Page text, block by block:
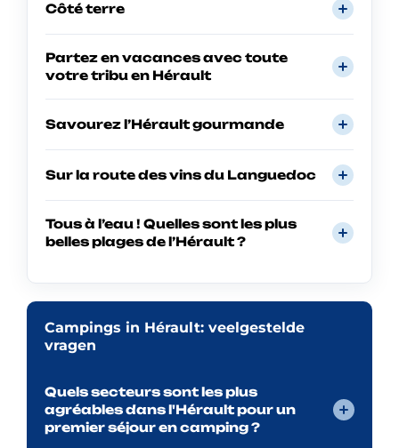
Côté terre
Partez en vacances avec toute
votre tribu en Hérault
Savourez l’Hérault gourmande
Sur la route des vins du Languedoc
Tous à l’eau ! Quelles sont les plus
belles plages de l’Hérault ?
Campings in Hérault: veelgestelde
vragen
Quels secteurs sont les plus
agréables dans l'Hérault pour un
premier séjour en camping ?